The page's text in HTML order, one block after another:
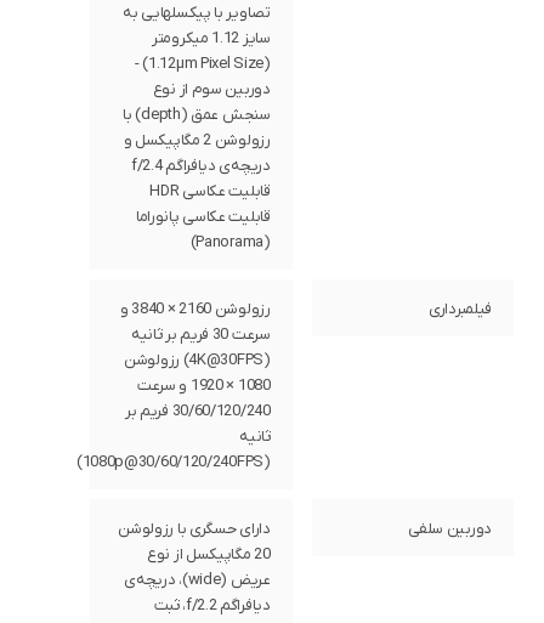
تصاویر با پیکسل‎هایی به
سایز 1.12 میکرومتر
(1.12µm Pixel Size) -
دوربین سوم از نوع
سنجش عمق (depth) با
رزولوشن 2 مگاپیکسل و
دریچه‌ی دیافراگم f/2.4
قابلیت عکاسی HDR
قابلیت عکاسی پانوراما
(Panorama)
فیلمبرداری
رزولوشن 2160 × 3840 و
سرعت 30 فریم بر ثانیه
(4K@30FPS) رزولوشن
1080 × 1920 و سرعت
30/60/120/240 فریم بر
ثانیه
(1080p@30/60/120/240FPS)
دوربین سلفی
دارای حسگری با رزولوشن
20 مگاپیکسل از نوع
عریض (wide)، دریچه‌ی
دیافراگم f/2.2، ثبت